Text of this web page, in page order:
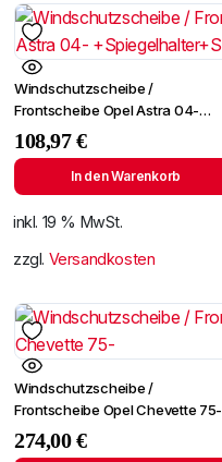
Windschutzscheibe /
Frontscheibe Opel Astra 04-
+Spiegelhalter+Sensor
108,97€
In den Warenkorb
inkl. 19 % MwSt.
zzgl. Versandkosten
Windschutzscheibe /
Frontscheibe Opel Chevette 75-
274,00€